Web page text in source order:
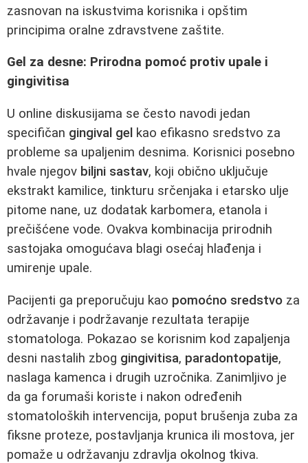
zasnovan na iskustvima korisnika i opštim
principima oralne zdravstvene zaštite.
Gel za desne: Prirodna pomoć protiv upale i
gingivitisa
U online diskusijama se često navodi jedan
specifičan gingival gel kao efikasno sredstvo za
probleme sa upaljenim desnima. Korisnici posebno
hvale njegov biljni sastav, koji obično uključuje
ekstrakt kamilice, tinkturu srčenjaka i etarsko ulje
pitome nane, uz dodatak karbomera, etanola i
prečišćene vode. Ovakva kombinacija prirodnih
sastojaka omogućava blagi osećaj hlađenja i
umirenje upale.
Pacijenti ga preporučuju kao pomoćno sredstvo za
održavanje i podržavanje rezultata terapije
stomatologa. Pokazao se korisnim kod zapaljenja
desni nastalih zbog gingivitisa, paradontopatije,
naslaga kamenca i drugih uzročnika. Zanimljivo je
da ga forumaši koriste i nakon određenih
stomatoloških intervencija, poput brušenja zuba za
fiksne proteze, postavljanja krunica ili mostova, jer
pomaže u održavanju zdravlja okolnog tkiva.